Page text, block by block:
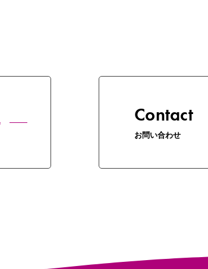
Contact
お問い合わせ